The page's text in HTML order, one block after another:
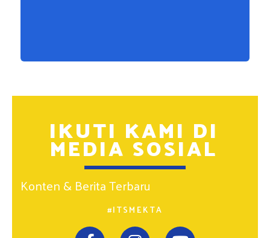
IKUTI KAMI DI
MEDIA SOSIAL
Konten & Berita Terbaru
#ITSMEKTA